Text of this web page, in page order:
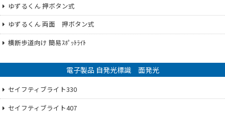
ゆずるくん 押ボタン式
ゆずるくん 両面 押ボタン式
横断歩道向け 簡易ｽﾎﾟｯﾄﾗｲﾄ
電子製品 自発光標識 面発光
セイフティブライト330
セイフティブライト407